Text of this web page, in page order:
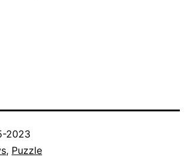
2023
, Puzzle